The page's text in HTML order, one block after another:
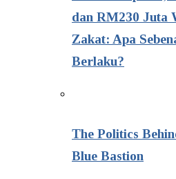
dan RM230 Juta
Zakat: Apa
Berlaku?
The Politics
Blue Bastion